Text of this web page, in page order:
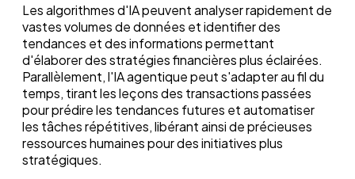
Les algorithmes d'IA peuvent analyser rapidement de
vastes volumes de données et identifier des
tendances et des informations permettant
d'élaborer des stratégies financières plus éclairées.
Parallèlement, l'IA agentique peut s'adapter au fil du
temps, tirant les leçons des transactions passées
pour prédire les tendances futures et automatiser
les tâches répétitives, libérant ainsi de précieuses
ressources humaines pour des initiatives plus
stratégiques.